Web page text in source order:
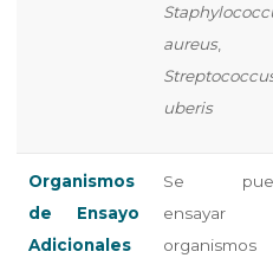
aureus,
uberis
Organismos
de Ensayo
Adicionales
Se
ensayar